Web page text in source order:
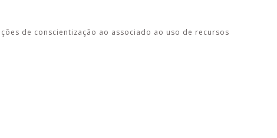
de conscientização ao associado ao uso de recursos